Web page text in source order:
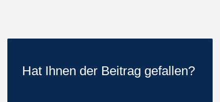
Hat Ihnen der Beitrag gefallen?